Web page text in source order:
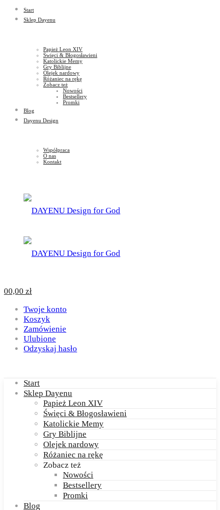
God
Start
Sklep Dayenu
Papież Leon XIV
Święci & Błogosławieni
Katolickie Memy
Gry Biblijne
Olejek nardowy
Różaniec na rękę
Zobacz też
Nowości
Bestsellery
Promki
Blog
Dayenu Design
Współpraca
O nas
Kontakt
00,00 zł
Twoje konto
Koszyk
Zamówienie
Ulubione
Odzyskaj hasło
Start
Sklep Dayenu
Papież Leon XIV
Święci & Błogosławieni
Katolickie Memy
Gry Biblijne
Olejek nardowy
Różaniec na rękę
Zobacz też
Nowości
Bestsellery
Promki
Blog